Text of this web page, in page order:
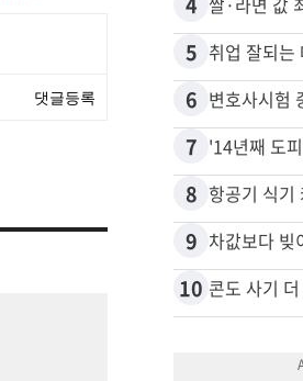
5 취업 잘되
6
7
8
9
10